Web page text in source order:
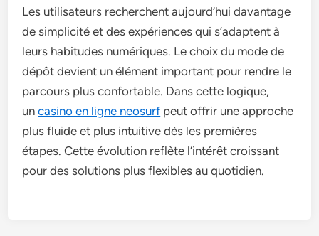
Les utilisateurs recherchent aujourd’hui davantage
de simplicité et des expériences qui s’adaptent à
leurs habitudes numériques. Le choix du mode de
dépôt devient un élément important pour rendre le
parcours plus confortable. Dans cette logique,
uncasino en ligne neosurf peut offrir une approche
plus fluide et plus intuitive dès les premières
étapes. Cette évolution reflète l’intérêt croissant
pour des solutions plus flexibles au quotidien.